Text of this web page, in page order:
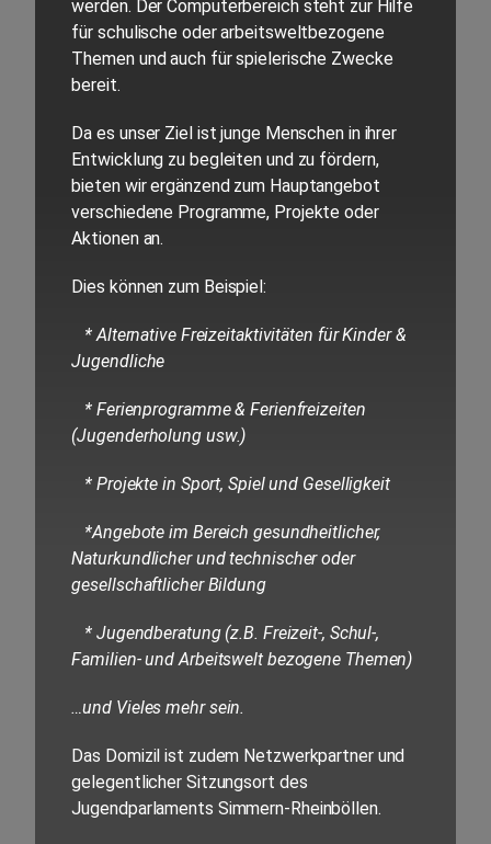
werden. Der Computerbereich steht zur Hilfe
für schulische oder arbeitsweltbezogene
Themen und auch für spielerische Zwecke
bereit.
Da es unser Ziel ist junge Menschen in ihrer
Entwicklung zu begleiten und zu fördern,
bieten wir ergänzend zum Hauptangebot
verschiedene Programme, Projekte oder
Aktionen an.
Dies können zum Beispiel:
* Alternative Freizeitaktivitäten für Kinder &
Jugendliche
* Ferienprogramme & Ferienfreizeiten
(Jugenderholung usw.)
* Projekte in Sport, Spiel und Geselligkeit
*Angebote im Bereich gesundheitlicher,
Naturkundlicher und technischer oder
gesellschaftlicher Bildung
* Jugendberatung (z.B. Freizeit-, Schul-,
Familien- und Arbeitswelt bezogene Themen)
…und Vieles mehr sein.
Das Domizil ist zudem Netzwerkpartner und
gelegentlicher Sitzungsort des
Jugendparlaments Simmern-Rheinböllen.